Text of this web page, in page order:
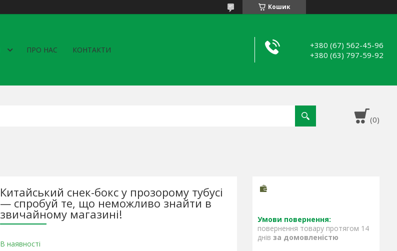
Кошик
ПРО НАС КОНТАКТИ
+380 (67) 562-45-96
+380 (63) 797-59-92
Китайський снек-бокс у прозорому тубусі
— спробуй те, що неможливо знайти в
звичайному магазині!
В наявності
повернення товару протягом 14
днів за домовленістю